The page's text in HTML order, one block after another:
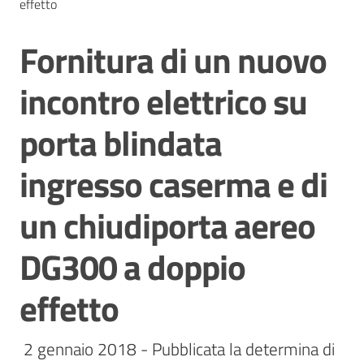
appaltanti
Contatti
effetto
Salta al contenuto
Fornitura di un nuovo
incontro elettrico su
porta blindata
ingresso caserma e di
un chiudiporta aereo
DG300 a doppio
effetto